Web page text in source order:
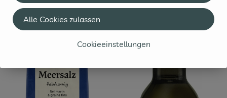
Cookieeinstellungen
Alle Cookies zulassen